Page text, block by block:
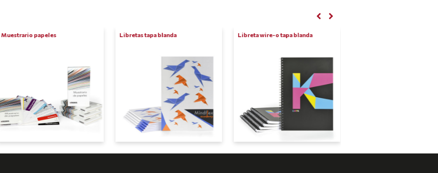
Muestrario papeles Libretas tapa blanda Libreta wire-o tapa blanda